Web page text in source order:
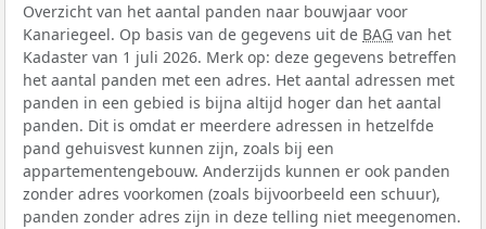
Overzicht van het aantal panden naar bouwjaar voor
Kanariegeel. Op basis van de gegevens uit de BAG van het
Kadaster van 1 juli 2026. Merk op: deze gegevens betreffen
het aantal panden met een adres. Het aantal adressen met
panden in een gebied is bijna altijd hoger dan het aantal
panden. Dit is omdat er meerdere adressen in hetzelfde
pand gehuisvest kunnen zijn, zoals bij een
appartementengebouw. Anderzijds kunnen er ook panden
zonder adres voorkomen (zoals bijvoorbeeld een schuur),
panden zonder adres zijn in deze telling niet meegenomen.